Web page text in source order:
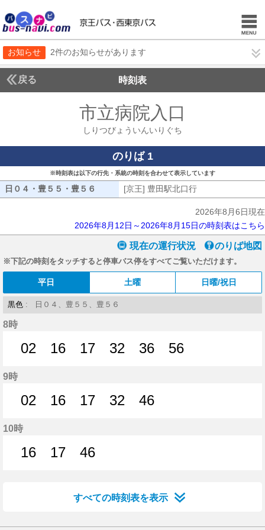
お知らせ 2件のお知らせがあります
戻る 時刻表
市立病院入口
しりつびょういんいりぐち
のりば 1
※時刻表は以下の行先・系統の時刻を合わせて表示しています
日０４・豊５５・豊５６ 日０４・豊５５・豊５６
[京王] 豊田駅北口行
2026年8月6日現在
2026年8月12日～2026年8月15日の時刻表はこちら
現在の運行状況 のりば地図
※下記の時刻をタッチすると停車バス停をすべてご覧いただけます。
平日 土曜 日曜/祝日
黒色 : 日０４、豊５５、豊５６
8時
02
16
17
32
36
56
9時
02
16
17
32
46
10時
16
17
46
すべての時刻表を表示